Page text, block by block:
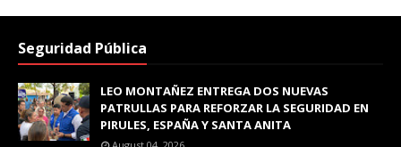
Seguridad Pública
LEO MONTAÑEZ ENTREGA DOS NUEVAS
PATRULLAS PARA REFORZAR LA SEGURIDAD EN
PIRULES, ESPAÑA Y SANTA ANITA